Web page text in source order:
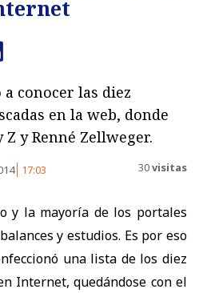
conocer las diez
en la web, donde
y Renné Zellweger.
17:03 30visitas
y la mayoría de los portales
y estudios. Es por eso
una lista de los diez
Internet, quedándose con el